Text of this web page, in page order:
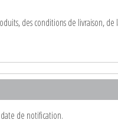
des conditions de livraison, de
de notification.